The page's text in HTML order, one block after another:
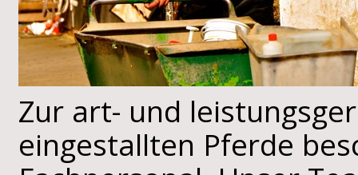
Zur art- und
eingestallten Pferde